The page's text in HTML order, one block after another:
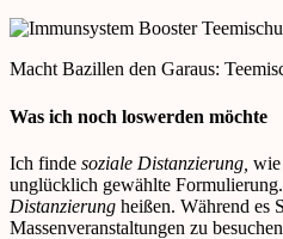
Macht Bazillen den Garaus:
Was ich noch loswerden möchte
Ich finde soziale Distanzierung, wie
unglücklich gewählte
Distanzierung heißen. Während es
Massenveranstaltungen zu